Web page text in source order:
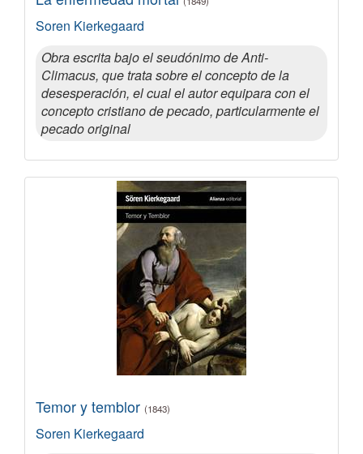
Soren Kierkegaard
Obra escrita bajo el seudónimo de Anti-
Climacus, que trata sobre el concepto de la
desesperación, el cual el autor equipara con el
concepto cristiano de pecado, particularmente el
pecado original
Temor y temblor (1843)
Soren Kierkegaard